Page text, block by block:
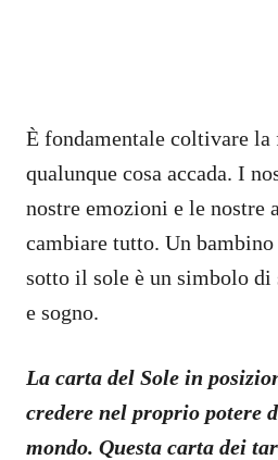
È fondamentale coltivare
qualunque cosa accada. I
nostre emozioni e le nostre
cambiare tutto. Un
sotto il sole è un simbolo di
e sogno.
La carta del Sole in
credere nel proprio potere
mondo. Questa carta dei